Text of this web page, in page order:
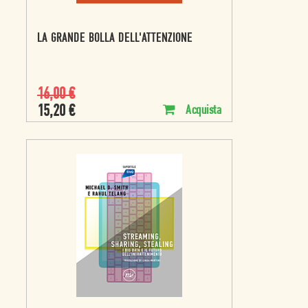
LA GRANDE BOLLA DELL'ATTENZIONE
16,00€
15,20 € Acquista